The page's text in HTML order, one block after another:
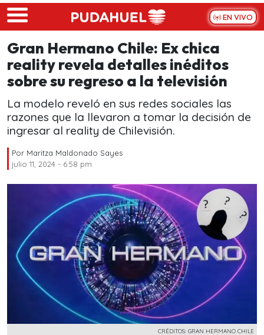
Skip to main content
EN VIVO
Gran Hermano Chile: Ex chica
reality revela detalles inéditos
sobre su regreso a la televisión
La modelo reveló en sus redes sociales las
razones que la llevaron a tomar la decisión de
ingresar al reality de Chilevisión.
Por Maritza Maldonado Sayes
julio 11, 2024 - 6:58 pm
CRÉDITOS: GRAN HERMANO CHILE